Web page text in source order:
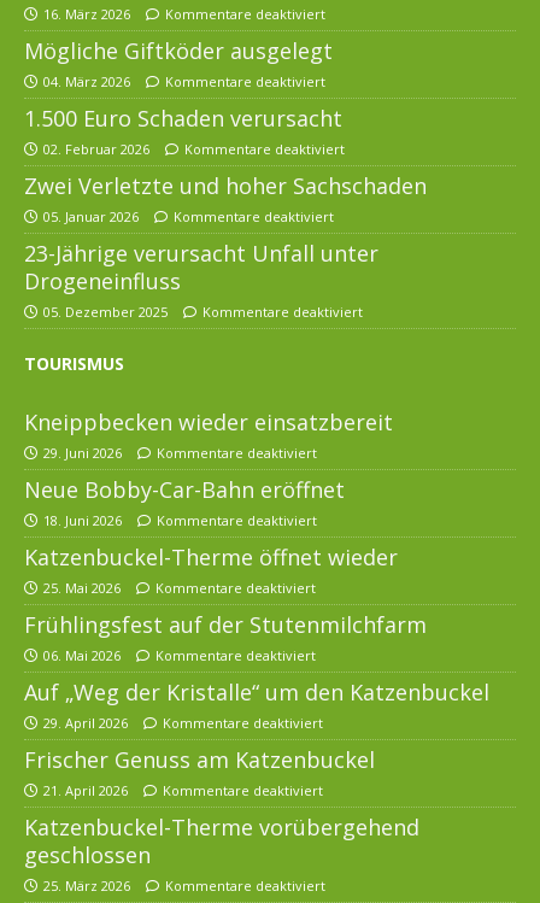
16. März 2026 Kommentare deaktiviert
Mögliche Giftköder ausgelegt
04. März 2026 Kommentare deaktiviert
1.500 Euro Schaden verursacht
02. Februar 2026 Kommentare deaktiviert
Zwei Verletzte und hoher Sachschaden
05. Januar 2026 Kommentare deaktiviert
23-Jährige verursacht Unfall unter
Drogeneinfluss
05. Dezember 2025 Kommentare deaktiviert
TOURISMUS
Kneippbecken wieder einsatzbereit
29. Juni 2026 Kommentare deaktiviert
Neue Bobby-Car-Bahn eröffnet
18. Juni 2026 Kommentare deaktiviert
Katzenbuckel-Therme öffnet wieder
25. Mai 2026 Kommentare deaktiviert
Frühlingsfest auf der Stutenmilchfarm
06. Mai 2026 Kommentare deaktiviert
Auf „Weg der Kristalle“ um den Katzenbuckel
29. April 2026 Kommentare deaktiviert
Frischer Genuss am Katzenbuckel
21. April 2026 Kommentare deaktiviert
Katzenbuckel-Therme vorübergehend
geschlossen
25. März 2026 Kommentare deaktiviert